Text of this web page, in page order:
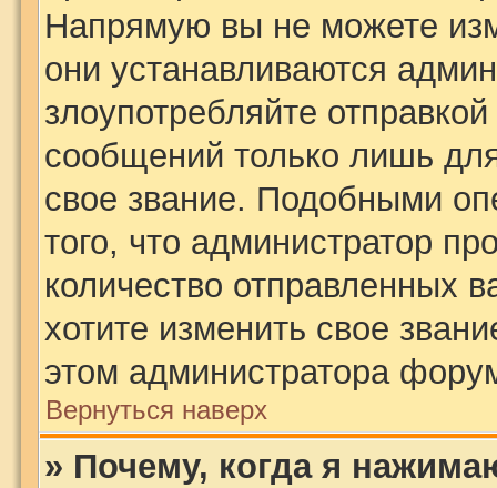
Напрямую вы не можете
они устанавливаются
злоупотребляйте
сообщений только лишь
свое звание. Подобными
того, что администратор
количество отправленных
хотите изменить свое
этом администратора
Вернуться наверх
» Почему, когда я